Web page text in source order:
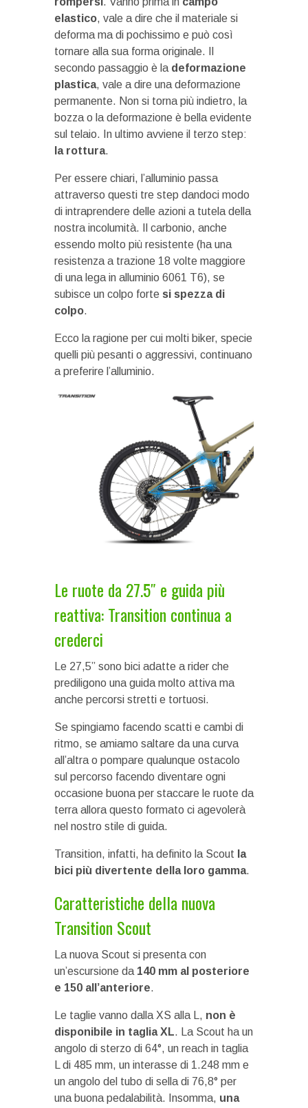
elastico, vale a dire che il materiale si
deforma ma di pochissimo e può così
tornare alla sua forma originale. Il
secondo passaggio è la deformazione
plastica, vale a dire una deformazione
permanente. Non si torna più indietro, la
bozza o la deformazione è bella evidente
sul telaio. In ultimo avviene il terzo step:
la rottura.
Per essere chiari, l’alluminio passa
attraverso questi tre step dandoci modo
di intraprendere delle azioni a tutela della
nostra incolumità. Il carbonio, anche
essendo molto più resistente (ha una
resistenza a trazione 18 volte maggiore
di una lega in alluminio 6061 T6), se
subisce un colpo forte si spezza di
colpo.
Ecco la ragione per cui molti biker, specie
quelli più pesanti o aggressivi, continuano
a preferire l’alluminio.
Le ruote da 27.5″ e guida più
reattiva: Transition continua a
crederci
Le 27,5” sono bici adatte a rider che
prediligono una guida molto attiva ma
anche percorsi stretti e tortuosi.
Se spingiamo facendo scatti e cambi di
ritmo, se amiamo saltare da una curva
all’altra o pompare qualunque ostacolo
sul percorso facendo diventare ogni
occasione buona per staccare le ruote da
terra allora questo formato ci agevolerà
nel nostro stile di guida.
Transition, infatti, ha definito la Scout la
bici più divertente della loro gamma.
Caratteristiche della nuova
Transition Scout
La nuova Scout si presenta con
un’escursione da 140 mm al posteriore
e 150 all’anteriore.
Le taglie vanno dalla XS alla L, non è
disponibile in taglia XL. La Scout ha un
angolo di sterzo di 64°, un reach in taglia
L di 485 mm, un interasse di 1.248 mm e
un angolo del tubo di sella di 76,8° per
una buona pedalabilità. Insomma, una